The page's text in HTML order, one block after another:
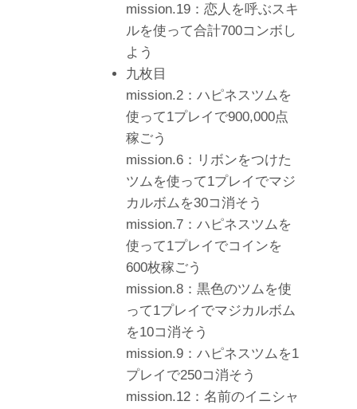
mission.19：恋人を呼ぶスキ
ルを使って合計700コンボし
よう
九枚目
mission.2：ハピネスツムを
使って1プレイで900,000点
稼ごう
mission.6：リボンをつけた
ツムを使って1プレイでマジ
カルボムを30コ消そう
mission.7：ハピネスツムを
使って1プレイでコインを
600枚稼ごう
mission.8：黒色のツムを使
って1プレイでマジカルボム
を10コ消そう
mission.9：ハピネスツムを1
プレイで250コ消そう
mission.12：名前のイニシャ